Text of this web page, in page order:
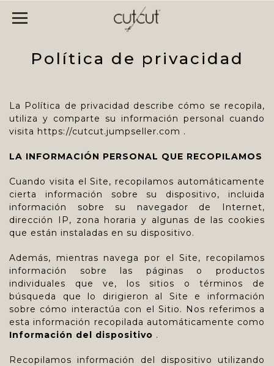
Política de privacidad
La Política de privacidad describe cómo se recopila,
utiliza y comparte su información personal cuando
visita https://cutcut.jumpseller.com .
LA INFORMACIÓN PERSONAL QUE RECOPILAMOS
Cuando visita el Site, recopilamos automáticamente
cierta información sobre su dispositivo, incluida
información sobre su navegador de Internet,
dirección IP, zona horaria y algunas de las cookies
que están instaladas en su dispositivo.
Además, mientras navega por el Site, recopilamos
información sobre las páginas o productos
individuales que ve, los sitios o términos de
búsqueda que lo dirigieron al Site e información
sobre cómo interactúa con el Sitio. Nos referimos a
esta información recopilada automáticamente como
Información del dispositivo .
Recopilamos información del dispositivo utilizando